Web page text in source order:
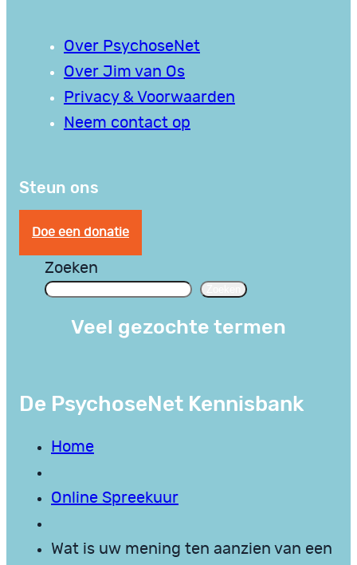
Over PsychoseNet
Over Jim van Os
Privacy & Voorwaarden
Neem contact op
Steun ons
Doe een donatie
Zoeken
Veel gezochte termen
De PsychoseNet Kennisbank
Home
Online Spreekuur
Wat is uw mening ten aanzien van een